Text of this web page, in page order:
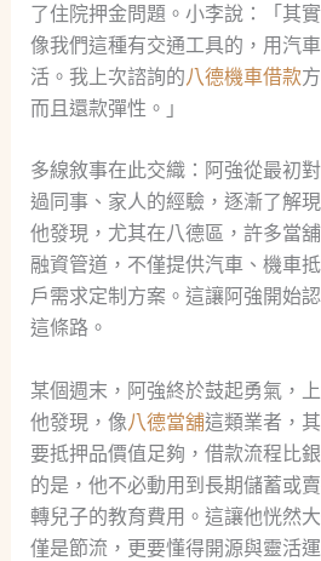
了住院押金問題。小李說：「其
像我們這種有交通工具的，用汽
活。我上次諮詢的八德機車借款
而且還款彈性。」
多線敘事在此交織：阿強從最初
過同事、家人的經驗，逐漸了解
他發現，尤其在八德區，許多當
融資管道，不僅提供汽車、機車
戶需求定制方案。這讓阿強開始
這條路。
某個週末，阿強終於鼓起勇氣，
他發現，像八德當舖這類業者，
要抵押品價值足夠，借款流程比
的是，他不必動用到長期儲蓄或
轉兒子的教育費用。這讓他恍然
僅是節流，更要懂得開源與靈活